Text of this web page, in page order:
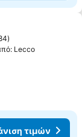
αγαπημένα
Lecco
τιμών